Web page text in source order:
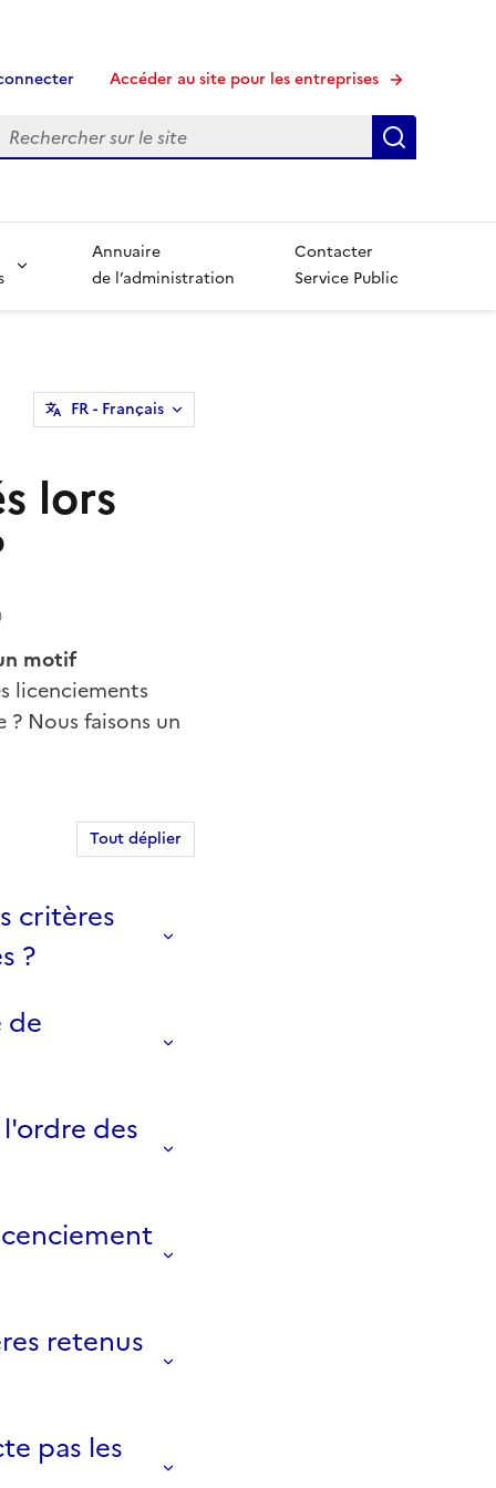
Accéder au site pour les entreprises
Recherche
Annuaire
de l’administration
Contacter
Service Public
FR- Français
lors
motif
licenciements
Nous faisons un
Tout déplier
critères
?
de
des
retenus
pas les